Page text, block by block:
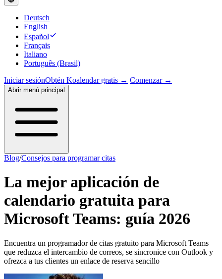
Deutsch
English
Español
Français
Italiano
Português (Brasil)
Iniciar sesiónObtén Koalendar gratis → Comenzar →
Abrir menú principal
Blog/Consejos para programar citas
La mejor aplicación de
calendario gratuita para
Microsoft Teams: guía 2026
Encuentra un programador de citas gratuito para Microsoft Teams
que reduzca el intercambio de correos, se sincronice con Outlook y
ofrezca a tus clientes un enlace de reserva sencillo